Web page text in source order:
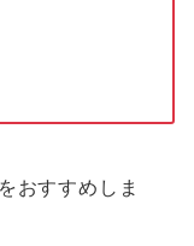
おすすめしま